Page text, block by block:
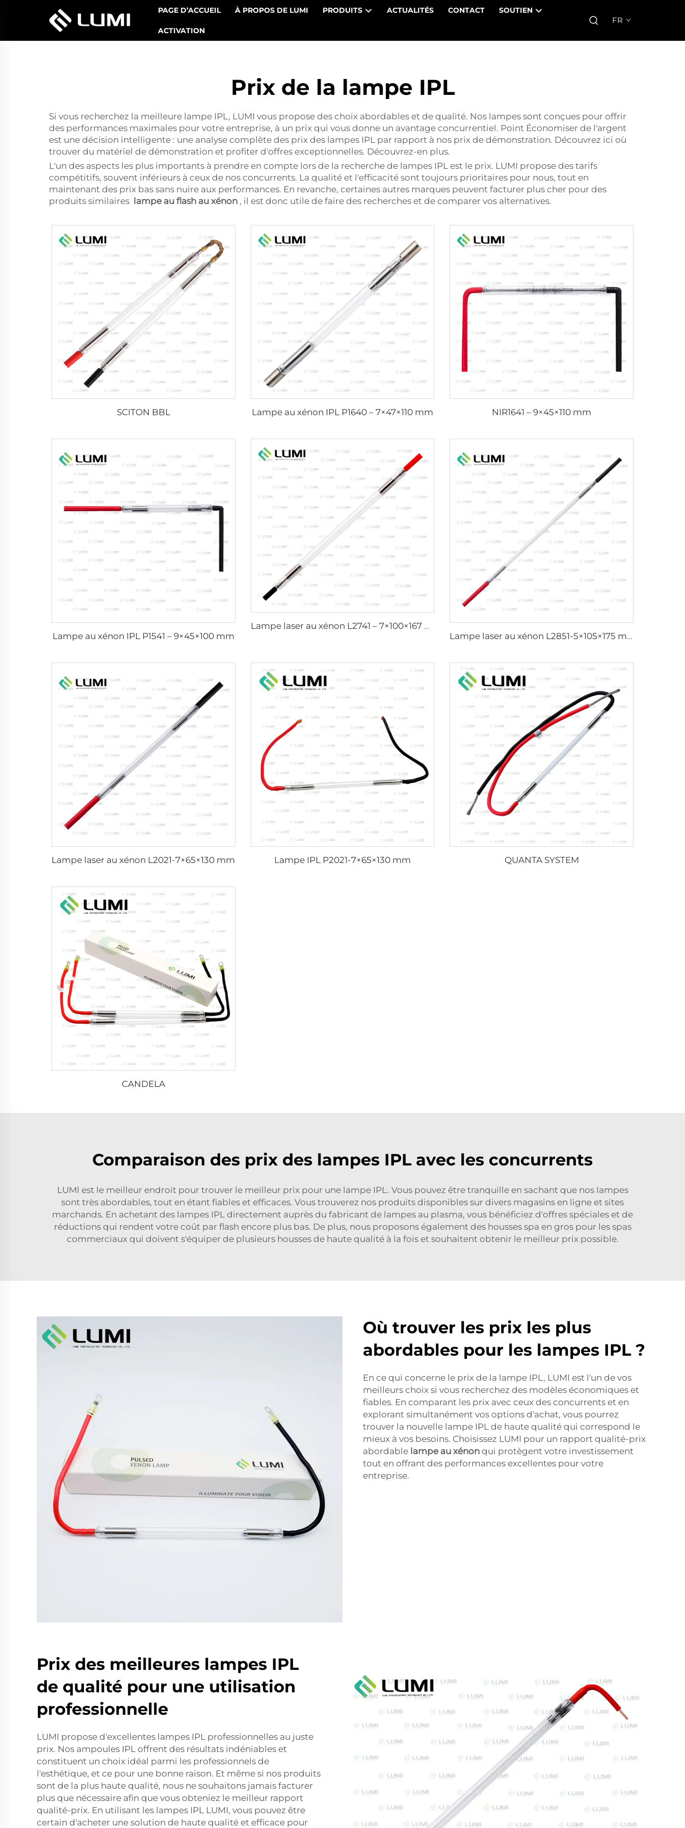
PAGE D’ACCUEIL À PROPOS DE LUMI PRODUITS ACTUALITÉS CONTACT SOUTIEN
ACTIVATION
FR
Prix de la lampe IPL
Si vous recherchez la meilleure lampe IPL, LUMI vous propose des choix abordables et de qualité. Nos lampes sont conçues pour offrir
des performances maximales pour votre entreprise, à un prix qui vous donne un avantage concurrentiel. Point Économiser de l'argent
est une décision intelligente : une analyse complète des prix des lampes IPL par rapport à nos prix de démonstration. Découvrez ici où
trouver du matériel de démonstration et profiter d'offres exceptionnelles. Découvrez-en plus.
L'un des aspects les plus importants à prendre en compte lors de la recherche de lampes IPL est le prix. LUMI propose des tarifs
compétitifs, souvent inférieurs à ceux de nos concurrents. La qualité et l'efficacité sont toujours prioritaires pour nous, tout en
maintenant des prix bas sans nuire aux performances. En revanche, certaines autres marques peuvent facturer plus cher pour des
produits similaires
lampe au flash au xénon , il est donc utile de faire des recherches et de comparer vos alternatives.
SCITON BBL Lampe au xénon IPL P1640 – 7×47×110 mm NIR1641 – 9×45×110 mm
Lampe au xénon IPL P1541 – 9×45×100 mm
Lampe laser au xénon L2741 – 7×100×167 mm
Lampe laser au xénon L2851-5×105×175 mm
Lampe laser au xénon L2021-7×65×130 mm Lampe IPL P2021-7×65×130 mm QUANTA SYSTEM
CANDELA
Comparaison des prix des lampes IPL avec les concurrents
LUMl est le meilleur endroit pour trouver le meilleur prix pour une lampe IPL. Vous pouvez être tranquille en sachant que nos lampes
sont très abordables, tout en étant fiables et efficaces. Vous trouverez nos produits disponibles sur divers magasins en ligne et sites
marchands. En achetant des lampes IPL directement auprès du fabricant de lampes au plasma, vous bénéficiez d'offres spéciales et de
réductions qui rendent votre coût par flash encore plus bas. De plus, nous proposons également des housses spa en gros pour les spas
commerciaux qui doivent s'équiper de plusieurs housses de haute qualité à la fois et souhaitent obtenir le meilleur prix possible.
Où trouver les prix les plus
abordables pour les lampes IPL ?
En ce qui concerne le prix de la lampe IPL, LUMI est l'un de vos
meilleurs choix si vous recherchez des modèles économiques et
fiables. En comparant les prix avec ceux des concurrents et en
explorant simultanément vos options d'achat, vous pourrez
trouver la nouvelle lampe IPL de haute qualité qui correspond le
mieux à vos besoins. Choisissez LUMI pour un rapport qualité-prix
abordable lampe au xénon qui protègent votre investissement
tout en offrant des performances excellentes pour votre
entreprise.
Prix des meilleures lampes IPL
de qualité pour une utilisation
professionnelle
LUMI propose d'excellentes lampes IPL professionnelles au juste
prix. Nos ampoules IPL offrent des résultats indéniables et
constituent un choix idéal parmi les professionnels de
l'esthétique, et ce pour une bonne raison. Et même si nos produits
sont de la plus haute qualité, nous ne souhaitons jamais facturer
plus que nécessaire afin que vous obteniez le meilleur rapport
qualité-prix. En utilisant les lampes IPL LUMI, vous pouvez être
certain d'acheter une solution de haute qualité et efficace pour